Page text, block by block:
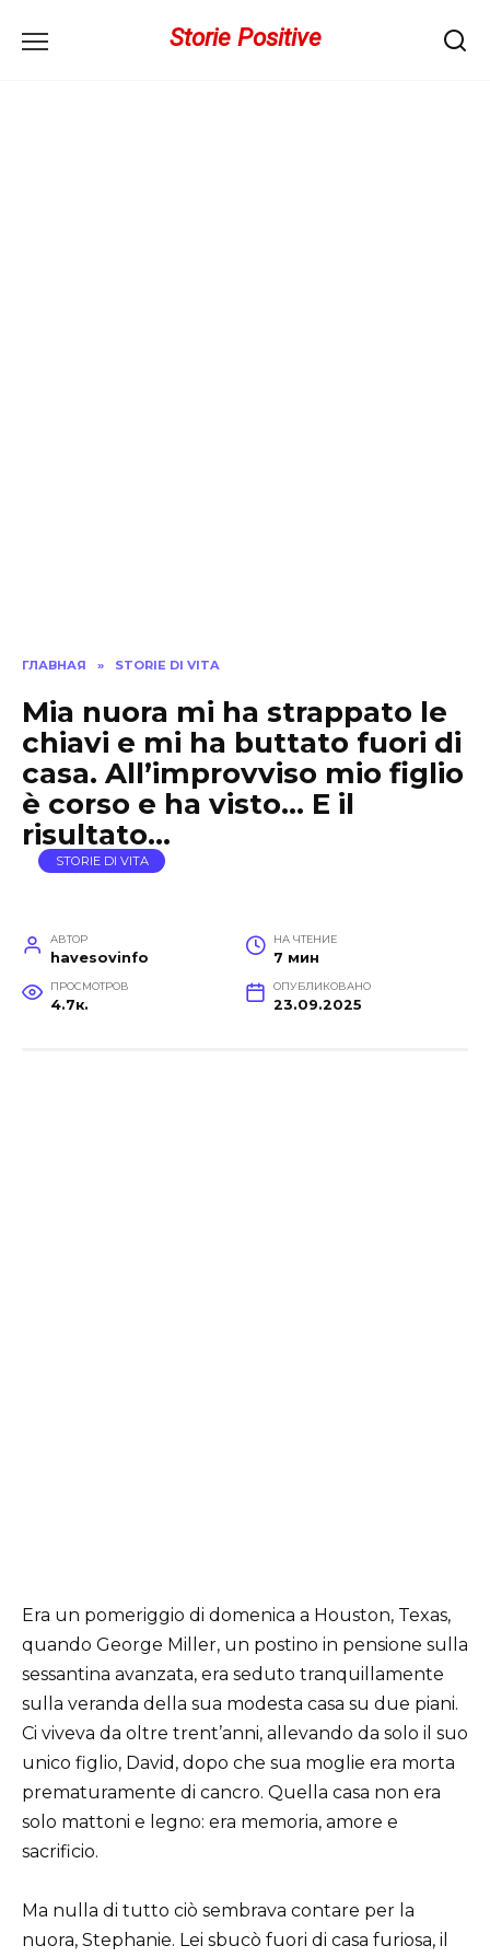
Storie Positive
ГЛАВНАЯ » STORIE DI VITA
Mia nuora mi ha strappato le
chiavi e mi ha buttato fuori di
casa. All’improvviso mio figlio
è corso e ha visto… E il
risultato…
STORIE DI VITA
АВТОР
havesovinfo
НА ЧТЕНИЕ
7 мин
ПРОСМОТРОВ
4.7к.
ОПУБЛИКОВАНО
23.09.2025
Era un pomeriggio di domenica a Houston, Texas,
quando George Miller, un postino in pensione sulla
sessantina avanzata, era seduto tranquillamente
sulla veranda della sua modesta casa su due piani.
Ci viveva da oltre trent’anni, allevando da solo il suo
unico figlio, David, dopo che sua moglie era morta
prematuramente di cancro. Quella casa non era
solo mattoni e legno: era memoria, amore e
sacrificio.
Ma nulla di tutto ciò sembrava contare per la
nuora, Stephanie. Lei sbucò fuori di casa furiosa, il